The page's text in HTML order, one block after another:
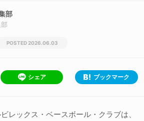
部
2026.06.03
シェア ブックマーク
レックス・ベースボール・クラブは、